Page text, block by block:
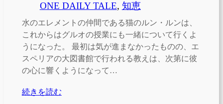
ONE DAILY TALE, 知恵
水のエレメントの仲間である猫のルン・ルンは、
これからはグルオの授業にも一緒について行くよ
うになった。 最初は気が進まなかったものの、エ
スペリアの大図書館で行われる教えは、次第に彼
の心に響くようになって…
続きを読む